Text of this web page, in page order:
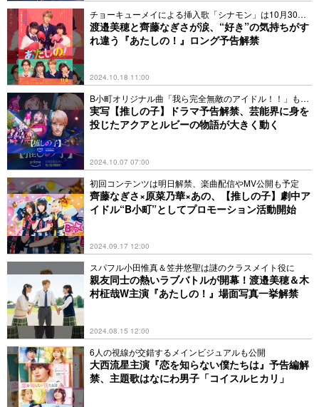
チョーキューメイによる挿入歌「シナモン」は10月30日
配信
渡邉美穂と齊藤なぎさが涙、“好き”の気持ちがす
れ違う『あたしの！』ロング予告解禁
2024.10.18 11:00
B小町オリジナル曲「我ら完全無敵のアイドル！！」も初
披露
実写【推しの子】ドラマ予告解禁、芸能界に身を
投じたアクアとルビーの物語が大きく動く
2024.10.07 07:00
初回コンテンツは明日解禁、楽曲配信やMV公開も予定
齊藤なぎさ×原菜乃華×あの、【推しの子】劇中ア
イドル“B小町”としてプロモーション活動開始
2024.09.17 12:00
スパフル⼩⽥惟真＆笠井悠聖は謎のクラスメイト役に
親友同士の熱いラブバトルが開幕！渡邉美穂＆木
村柾哉W主演『あたしの！』場面写真一挙解禁
2024.08.15 12:00
6人の視線が交錯するメインビジュアルも公開
大西流星主演『恋を知らない僕たちは』予告編解
禁、主題歌はなにわ男子「コイスルヒカリ」